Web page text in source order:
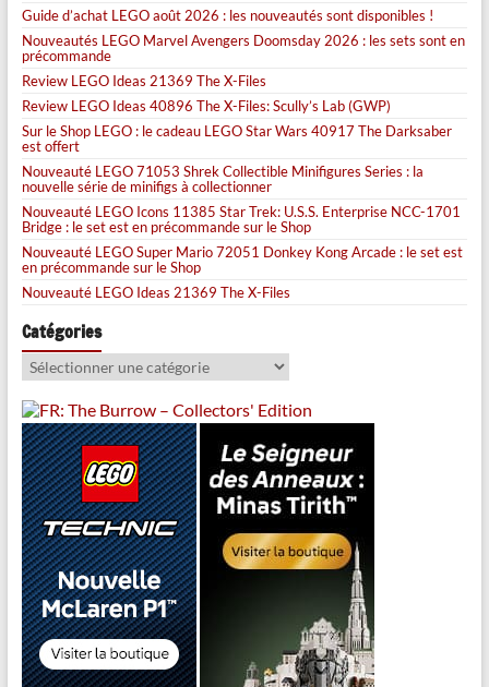
Guide d’achat LEGO août 2026 : les nouveautés sont disponibles !
Nouveautés LEGO Marvel Avengers Doomsday 2026 : les sets sont en
précommande
Review LEGO Ideas 21369 The X-Files
Review LEGO Ideas 40896 The X-Files: Scully’s Lab (GWP)
Sur le Shop LEGO : le cadeau LEGO Star Wars 40917 The Darksaber
est offert
Nouveauté LEGO 71053 Shrek Collectible Minifigures Series : la
nouvelle série de minifigs à collectionner
Nouveauté LEGO Icons 11385 Star Trek: U.S.S. Enterprise NCC-1701
Bridge : le set est en précommande sur le Shop
Nouveauté LEGO Super Mario 72051 Donkey Kong Arcade : le set est
en précommande sur le Shop
Nouveauté LEGO Ideas 21369 The X-Files
Catégories
Catégories